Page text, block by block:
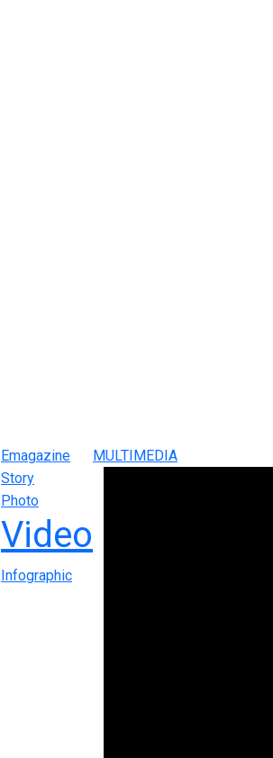
MULTIMEDIA
Emagazine
Story
Photo
Video
Infographic